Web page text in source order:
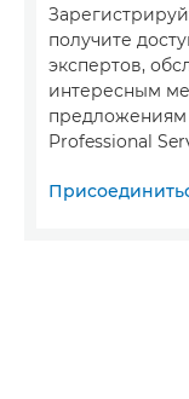
получите
экспертов,
интересным
предложениям
Professional